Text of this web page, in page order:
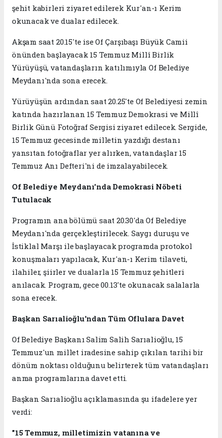
şehit kabirleri ziyaret edilerek Kur'an-ı Kerim
okunacak ve dualar edilecek.
Akşam saat 20.15'te ise Of Çarşıbaşı Büyük Camii
önünden başlayacak 15 Temmuz Millî Birlik
Yürüyüşü, vatandaşların katılımıyla Of Belediye
Meydanı'nda sona erecek.
Yürüyüşün ardından saat 20.25'te Of Belediyesi zemin
katında hazırlanan 15 Temmuz Demokrasi ve Millî
Birlik Günü Fotoğraf Sergisi ziyaret edilecek. Sergide,
15 Temmuz gecesinde milletin yazdığı destanı
yansıtan fotoğraflar yer alırken, vatandaşlar 15
Temmuz Anı Defteri'ni de imzalayabilecek.
Of Belediye Meydanı'nda Demokrasi Nöbeti
Tutulacak
Programın ana bölümü saat 20.30'da Of Belediye
Meydanı'nda gerçekleştirilecek. Saygı duruşu ve
İstiklal Marşı ile başlayacak programda protokol
konuşmaları yapılacak, Kur'an-ı Kerim tilaveti,
ilahiler, şiirler ve dualarla 15 Temmuz şehitleri
anılacak. Program, gece 00.13'te okunacak salalarla
sona erecek.
Başkan Sarıalioğlu'ndan Tüm Oflulara Davet
Of Belediye Başkanı Salim Salih Sarıalioğlu, 15
Temmuz'un millet iradesine sahip çıkılan tarihi bir
dönüm noktası olduğunu belirterek tüm vatandaşları
anma programlarına davet etti.
Başkan Sarıalioğlu açıklamasında şu ifadelere yer
verdi:
"15 Temmuz, milletimizin vatanına ve